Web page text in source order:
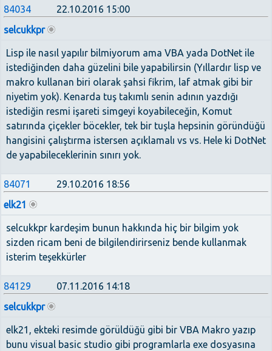
84034
22.10.2016 15:00
selcukkpr
Lisp ile nasıl yapılır bilmiyorum ama VBA yada DotNet ile
istediğinden daha güzelini bile yapabilirsin (Yıllardır lisp ve
makro kullanan biri olarak şahsi fikrim, laf atmak gibi bir
niyetim yok). Kenarda tuş takımlı senin adının yazdığı
istediğin resmi işareti simgeyi koyabileceğin, Komut
satırında çiçekler böcekler, tek bir tuşla hepsinin göründüğü
hangisini çalıştırma istersen açıklamalı vs vs. Hele ki DotNet
de yapabileceklerinin sınırı yok.
84071
29.10.2016 18:56
elk21
selcukkpr kardeşim bunun hakkında hiç bir bilgim yok
sizden ricam beni de bilgilendirirseniz bende kullanmak
isterim teşekkürler
84129
07.11.2016 14:18
selcukkpr
elk21, ekteki resimde görüldüğü gibi bir VBA Makro yazıp
bunu visual basic studio gibi programlarla exe dosyasına